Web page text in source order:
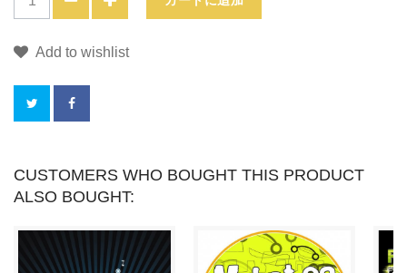
Add to wishlist
の
CUSTOMERS WHO BOUGHT THIS PRODUCT
ALSO BOUGHT: